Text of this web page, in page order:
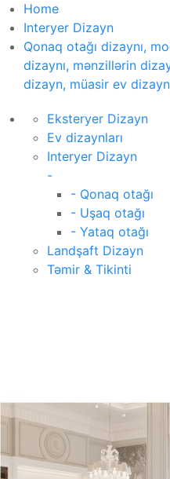
Home
Interyer Dizayn
Qonaq otağı dizaynı,
dizaynı, mənzillərin
dizayn, müasir ev
Eksteryer Dizayn
Ev dizaynları
Interyer Dizayn
-
- Qonaq otağı
- Uşaq otağı
- Yataq otağı
Landşaft Dizayn
Təmir & Tikinti